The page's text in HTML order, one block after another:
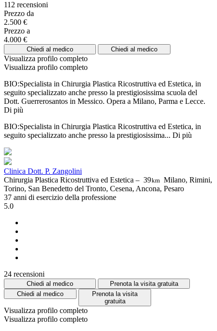
112 recensioni
Prezzo da
2.500 €
Prezzo a
4.000 €
Chiedi al medico Chiedi al medico
Visualizza profilo completo
Visualizza profilo completo
BIO:Specialista in Chirurgia Plastica Ricostruttiva ed Estetica, in
seguito specializzato anche presso la prestigiosissima scuola del
Dott. Guerrerosantos in Messico. Opera a Milano, Parma e Lecce.
Di più
BIO:Specialista in Chirurgia Plastica Ricostruttiva ed Estetica, in
seguito specializzato anche presso la prestigiosissima... Di più
Clinica Dott. P. Zangolini
Chirurgia Plastica Ricostruttiva ed Estetica – 39km Milano, Rimini,
Torino, San Benedetto del Tronto, Cesena, Ancona, Pesaro
37 anni di esercizio della professione
5.0
24 recensioni
Chiedi al medico
Prenota la visita gratuita
Chiedi al medico
Prenota la visita
gratuita
Visualizza profilo completo
Visualizza profilo completo